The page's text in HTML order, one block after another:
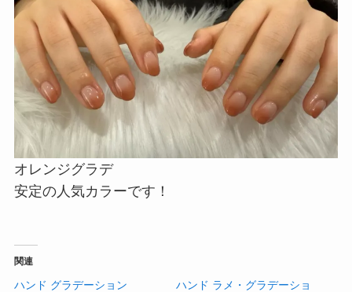
オレンジグラデ
安定の人気カラーです！
関連
ハンド グラデーション
ハンド ラメ・グラデーショ